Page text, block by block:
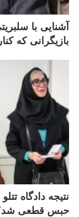
آشنایی با
بازیگرانی که
نتیجه دادگاه
حبس قطعی